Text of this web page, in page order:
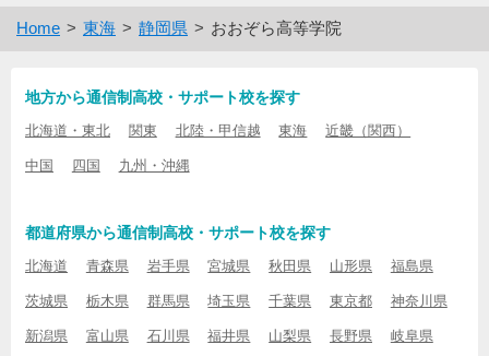
Home 東海 静岡県 おおぞら高等学院
地方から通信制高校・サポート校を探す
北海道・東北 関東 北陸・甲信越 東海 近畿（関西）
中国 四国 九州・沖縄
都道府県から通信制高校・サポート校を探す
北海道 青森県 岩手県 宮城県 秋田県 山形県 福島県
茨城県 栃木県 群馬県 埼玉県 千葉県 東京都 神奈川県
新潟県 富山県 石川県 福井県 山梨県 長野県 岐阜県